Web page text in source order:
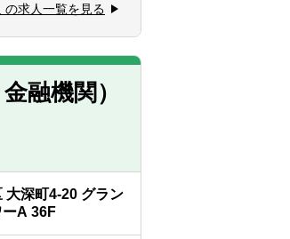
援、会計相談・研
の求人一覧を見る
融機関）
町4-20 グラン
ーA 36F